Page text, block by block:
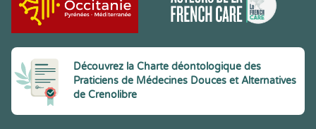
Découvrez la Charte déontologique des
Praticiens de Médecines Douces et Alternatives
de Crenolibre